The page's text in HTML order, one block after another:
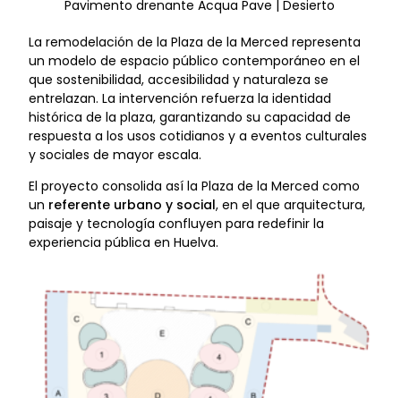
Pavimento drenante Acqua Pave | Desierto
La remodelación de la Plaza de la Merced representa
un modelo de espacio público contemporáneo en el
que sostenibilidad, accesibilidad y naturaleza se
entrelazan. La intervención refuerza la identidad
histórica de la plaza, garantizando su capacidad de
respuesta a los usos cotidianos y a eventos culturales
y sociales de mayor escala.
El proyecto consolida así la Plaza de la Merced como
un referente urbano y social, en el que arquitectura,
paisaje y tecnología confluyen para redefinir la
experiencia pública en Huelva.